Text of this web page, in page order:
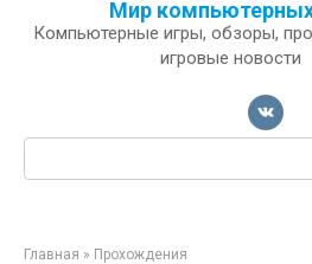
Мир
Компьютерные игры, обзоры,
игровые новости
Поиск:
Главная » Прохождения